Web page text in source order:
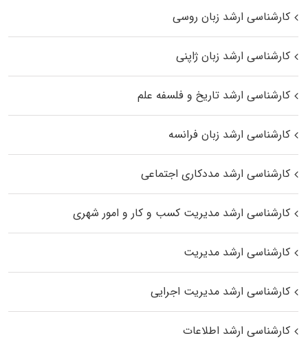
کارشناسی ارشد زبان روسی
کارشناسی ارشد زبان ژاپنی
کارشناسی ارشد تاریخ و فلسفه علم
کارشناسی ارشد زبان فرانسه
کارشناسی ارشد مددکاری اجتماعی
کارشناسی ارشد مدیریت کسب و کار و امور شهری
کارشناسی ارشد مدیریت
کارشناسی ارشد مدیریت اجرایی
کارشناسی ارشد اطلاعات